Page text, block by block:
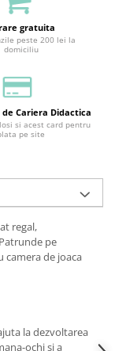
gratuita
peste 200 lei la
domiciliu
Cariera Didactica
si acest card pentru
pe site
regal,
pe
camera de joaca
la dezvoltarea
ochi si a